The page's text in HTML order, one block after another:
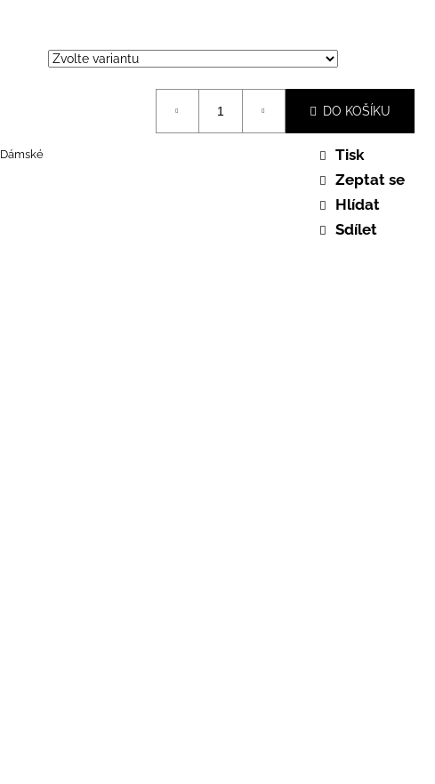
DO KOŠÍKU
Dámské
Tisk
Zeptat se
Hlídat
Sdílet